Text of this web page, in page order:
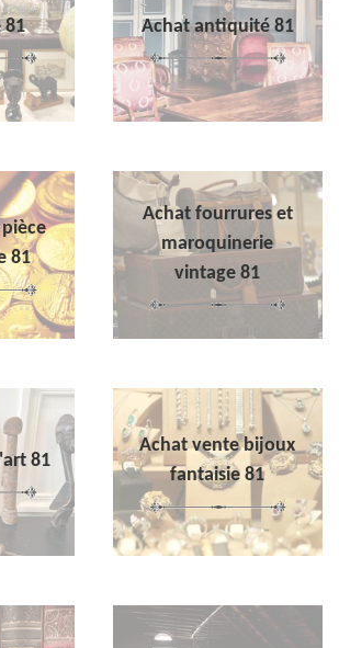
81 Achat antiquité 81
81
Achat fourrures et
maroquinerie
vintage 81
81
Achat vente bijoux
fantaisie 81